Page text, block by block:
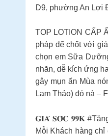
D9, phường An Lợi
TOP LOTION CẤP
pháp để chốt với
chọn em Sữa
nhăn, dễ kích ứng
gây mụn ẩn Mùa
Lam Thảo) đó nà –
𝐆𝐈𝐀́ 𝐒𝐎̂́𝐂 𝟗𝟗𝐊
Mỗi Khách hàng